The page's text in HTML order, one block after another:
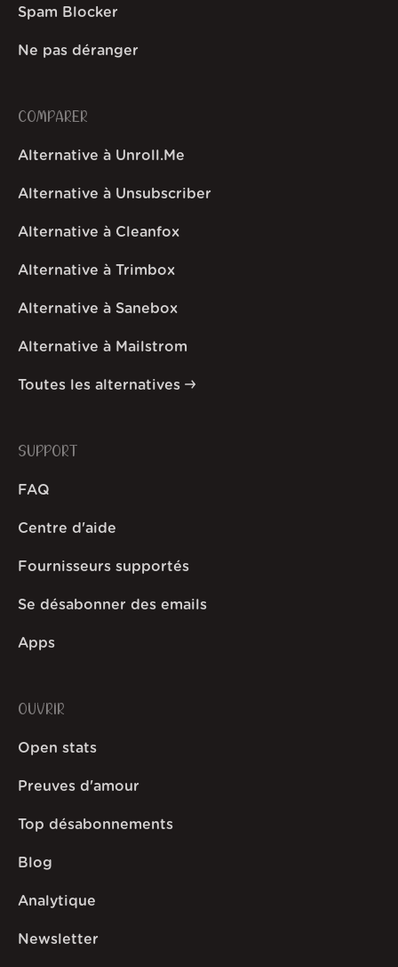
Spam Blocker
Ne pas déranger
COMPARER
Alternative à Unroll.Me
Alternative à Unsubscriber
Alternative à Cleanfox
Alternative à Trimbox
Alternative à Sanebox
Alternative à Mailstrom
Toutes les alternatives
SUPPORT
FAQ
Centre d'aide
Fournisseurs supportés
Se désabonner des emails
Apps
OUVRIR
Open stats
Preuves d'amour
Top désabonnements
Blog
Analytique
Newsletter